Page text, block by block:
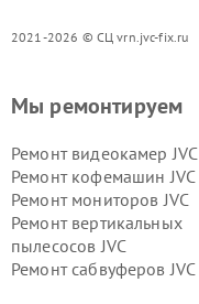
2021-2026 © СЦ vrn.jvc-fix.ru
Мы ремонтируем
Ремонт видеокамер JVC
Ремонт кофемашин JVC
Ремонт мониторов JVC
Ремонт вертикальных
пылесосов JVC
Ремонт сабвуферов JVC